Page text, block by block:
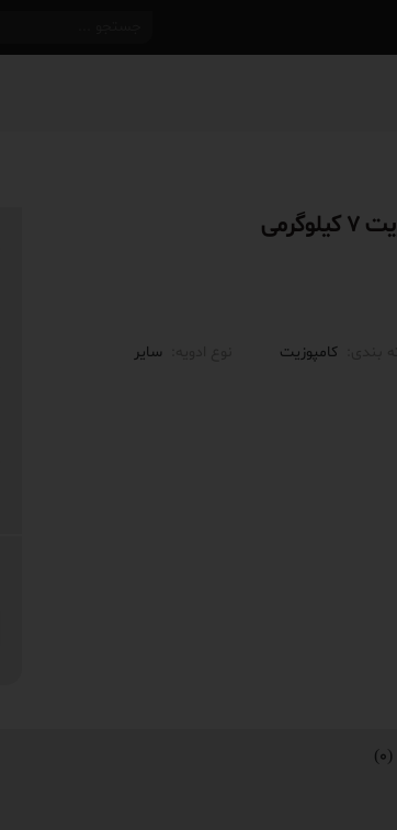
کامپوزیت
سایر